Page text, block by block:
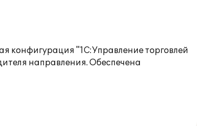
конфигурация "1C:Управление торговлей
направления. Обеспечена